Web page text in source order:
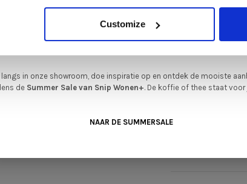
Customize
verbeteren.
U kunt de
als u in
spaart energie!
De garantie op
fabrieksfouten
om jouw favoriete designmeubel geheel naar wens samen te
met de kwaliteit, het comfort en de uitstraling die je van Snip
langs in onze showroom, doe inspiratie op en ontdek de mooiste
de Summer Sale van Snip Wonen+. De koffie of thee staat voor
NAAR DE SUMMERSALE